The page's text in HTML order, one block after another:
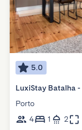
5.0
LuxiStay Batalha
Porto
4
1 2